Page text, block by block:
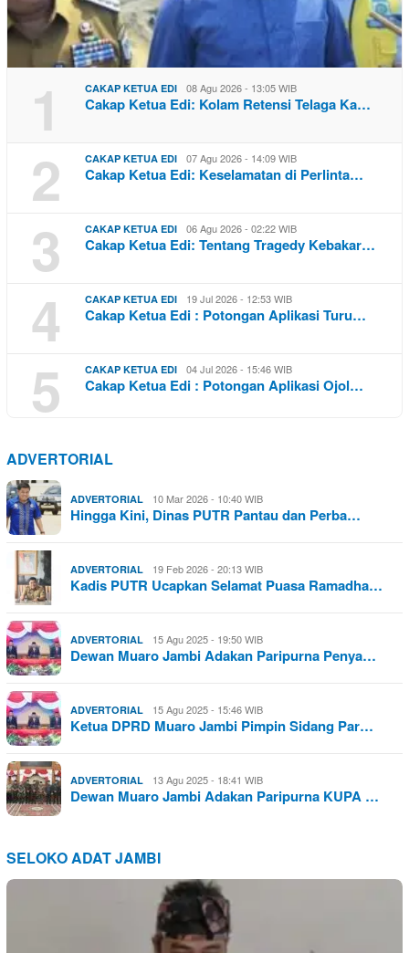
1 CAKAP KETUA EDI 08 Agu 2026 - 13:05 WIB
Cakap Ketua Edi: Kolam Retensi Telaga Ka…
2 CAKAP KETUA EDI 07 Agu 2026 - 14:09 WIB
Cakap Ketua Edi: Keselamatan di Perlinta…
3 CAKAP KETUA EDI 06 Agu 2026 - 02:22 WIB
Cakap Ketua Edi: Tentang Tragedy Kebakar…
4 CAKAP KETUA EDI 19 Jul 2026 - 12:53 WIB
Cakap Ketua Edi : Potongan Aplikasi Turu…
5 CAKAP KETUA EDI 04 Jul 2026 - 15:46 WIB
Cakap Ketua Edi : Potongan Aplikasi Ojol…
ADVERTORIAL
ADVERTORIAL 10 Mar 2026 - 10:40 WIB
Hingga Kini, Dinas PUTR Pantau dan Perba…
ADVERTORIAL 19 Feb 2026 - 20:13 WIB
Kadis PUTR Ucapkan Selamat Puasa Ramadha…
ADVERTORIAL 15 Agu 2025 - 19:50 WIB
Dewan Muaro Jambi Adakan Paripurna Penya…
ADVERTORIAL 15 Agu 2025 - 15:46 WIB
Ketua DPRD Muaro Jambi Pimpin Sidang Par…
ADVERTORIAL 13 Agu 2025 - 18:41 WIB
Dewan Muaro Jambi Adakan Paripurna KUPA …
SELOKO ADAT JAMBI